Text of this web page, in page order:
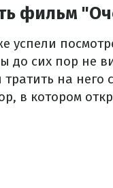
фильм
успели
до сих пор не
тратить на него
в котором